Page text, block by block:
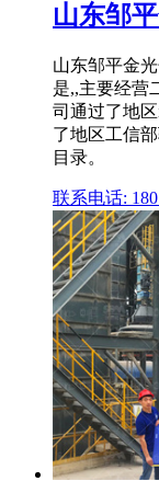
山东邹
山东邹平金
是,,主要经营
司通过了地
了地区工信
目录。
联系电话: 180